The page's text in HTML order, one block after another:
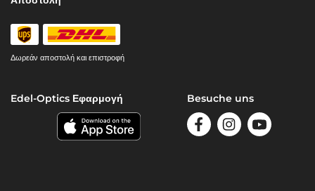
Δωρεάν αποστολή και επιστροφή
Edel-Optics Εφαρμογή Besuche uns